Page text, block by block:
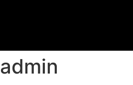
admin